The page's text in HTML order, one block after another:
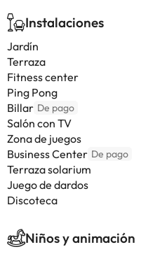
Instalaciones
Jardín
Terraza
Fitness center
Ping Pong
Billar De pago
Salón con TV
Zona de juegos
Business Center De pago
Terraza solarium
Juego de dardos
Discoteca
Niños y animación